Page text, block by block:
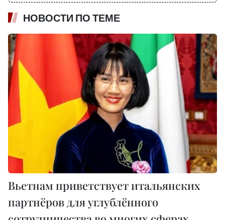
НОВОСТИ ПО ТЕМЕ
Вьетнам приветствует итальянских
партнёров для углублённого